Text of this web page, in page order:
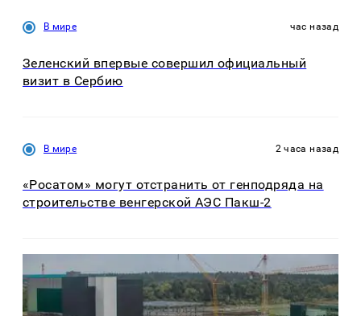
В мире час назад
Зеленский впервые совершил официальный
визит в Сербию
В мире 2 часа назад
«Росатом» могут отстранить от генподряда на
строительстве венгерской АЭС Пакш-2